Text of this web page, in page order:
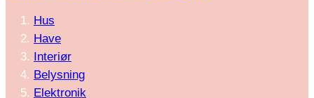
Hus
Have
Interiør
Belysning
Elektronik